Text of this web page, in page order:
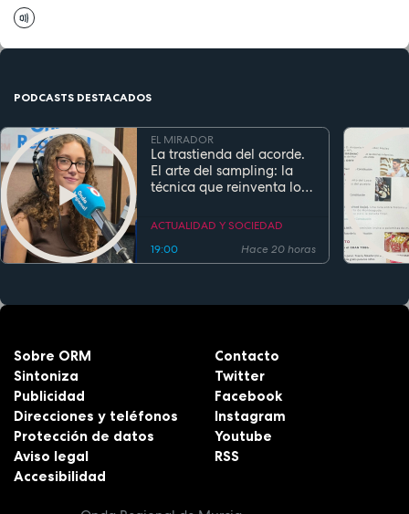
PODCASTS DESTACADOS
EL MIRADOR
La trastienda del acorde.
El arte del sampling: la
técnica que reinventa los
actual
ACTUALIDAD Y SOCIEDAD
19:00
Hace 20 horas
Sobre ORM
Sintoniza
Publicidad
Direcciones y teléfonos
Protección de datos
Aviso legal
Accesibilidad
Contacto
Twitter
Facebook
Instagram
Youtube
RSS